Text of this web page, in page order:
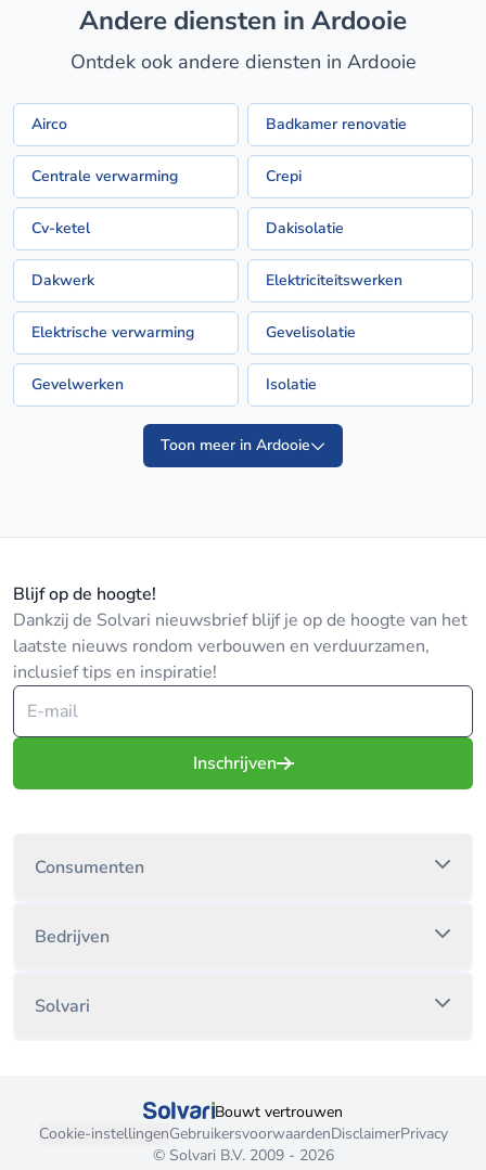
Andere diensten in Ardooie
Ontdek ook andere diensten in Ardooie
Airco Badkamer renovatie
Centrale verwarming Crepi
Cv-ketel Dakisolatie
Dakwerk Elektriciteitswerken
Elektrische verwarming Gevelisolatie
Gevelwerken Isolatie
Toon meer in Ardooie
Blijf op de hoogte!
Dankzij de Solvari nieuwsbrief blijf je op de hoogte van het
laatste nieuws rondom verbouwen en verduurzamen,
inclusief tips en inspiratie!
Inschrijven
Consumenten
Bedrijven
Solvari
Bouwt vertrouwen
Cookie-instellingenGebruikersvoorwaardenDisclaimerPrivacy
© Solvari B.V. 2009 - 2026